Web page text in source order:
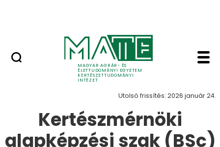
MAGYAR AGRÁR- ÉS
ÉLETTUDOMÁNYI EGYETEM
KERTÉSZETTUDOMÁNYI
INTÉZET
Alapképzések -
Alapképzések
Utolsó frissítés: 2026 január 24.
Kertészmérnöki
alapképzési szak (BSc)